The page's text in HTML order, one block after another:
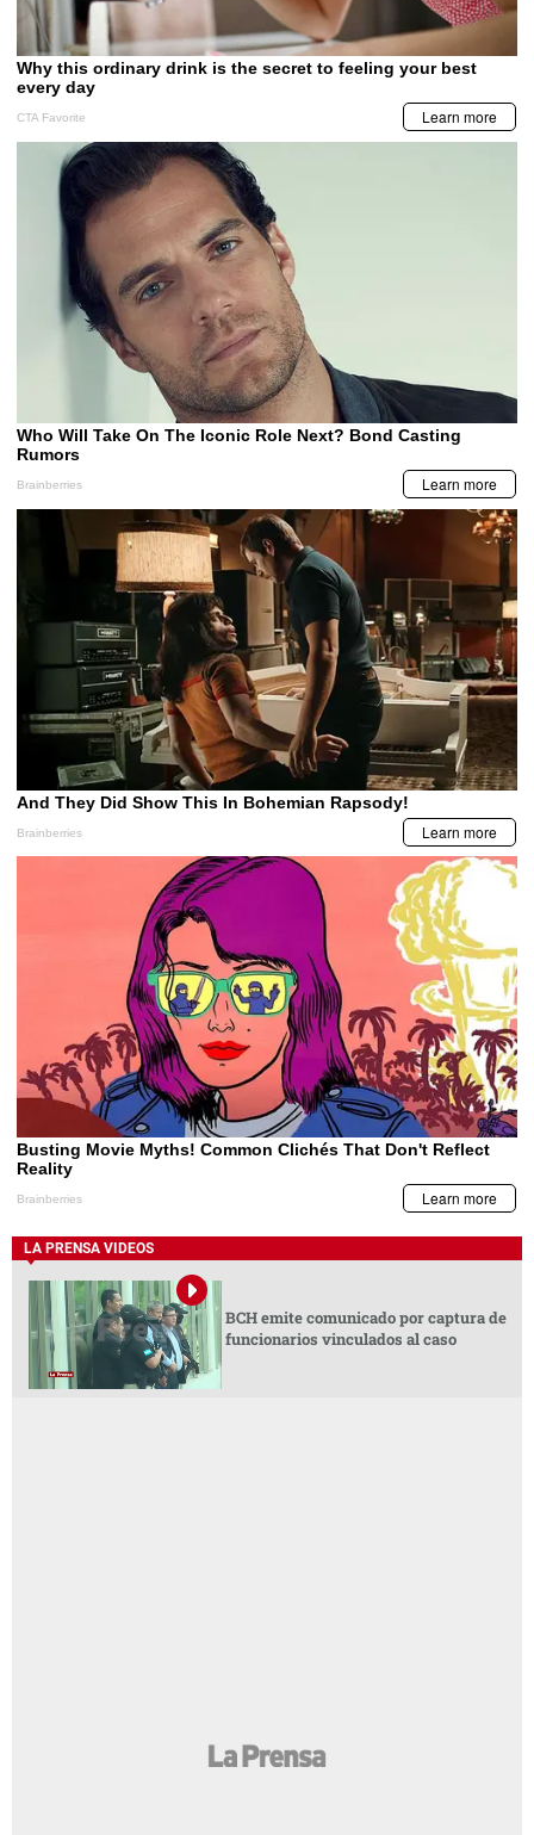
LA PRENSA VIDEOS
BCH emite comunicado por captura de
funcionarios vinculados al caso